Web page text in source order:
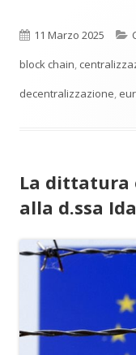
Pubblicato
11 Marzo 2025
block chain,
decentralizzazione,
La dittatura
alla d.ssa